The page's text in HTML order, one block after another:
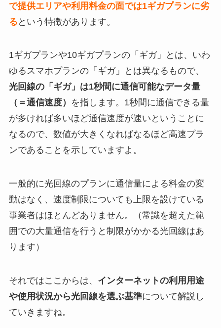
で提供エリアや利用料金の面では1ギガプランに劣
る という特徴があります。
1ギガプランや10ギガプランの「ギガ」とは、いわ
ゆるスマホプランの「ギガ」とは異なるもので、
光回線の「ギガ」は1秒間に通信可能なデータ量
（＝通信速度）
を指します。1秒間に通信できる量
が多ければ多いほど通信速度が速いということに
なるので、数値が大きくなればなるほど高速プラ
ンであることを示していますよ。
一般的に光回線のプランに通信量による料金の変
動はなく、速度制限についても上限を設けている
事業者はほとんどありません。（常識を超えた範
囲での大量通信を行うと制限がかかる光回線はあ
ります）
それではここからは、 インターネットの利用用途
や使用状況から光回線を選ぶ基準について解説し
ていきますね。